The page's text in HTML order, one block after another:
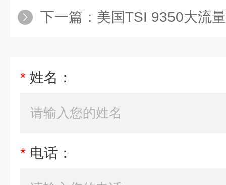
下一篇： 美国TSI 9350大流
* 姓名：
* 电话：